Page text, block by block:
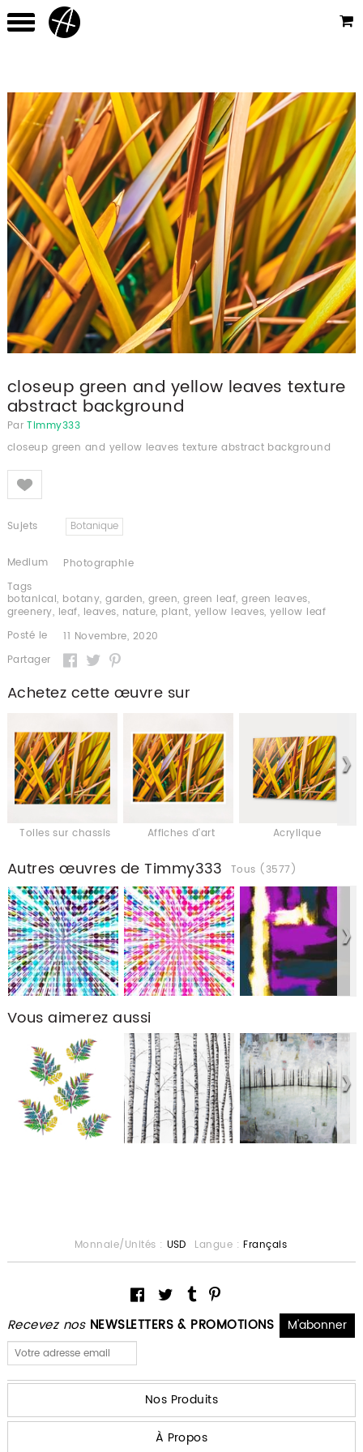
closeup green and yellow leaves texture
abstract background
Par Timmy333
closeup green and yellow leaves texture abstract background
Like
Sujets Botanique
Medium
Photographie
Tags
botanical, botany,garden, green,green leaf,green leaves,
greenery, leaf, leaves, nature, plant, yellow leaves, yellow leaf
Posté le
11 Novembre, 2020
Partager
Achetez cette œuvre sur
Toiles sur chassis Affiches d'art Acrylique
Autres œuvres de Timmy333 Tous (3577)
Vous aimerez aussi
Recevez nos NEWSLETTERS & PROMOTIONS
Monnaie/Unités : USD Langue : Français
Nos Produits
À Propos